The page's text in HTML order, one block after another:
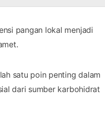
pangan lokal menjadi
satu poin penting dalam
dari sumber karbohidrat